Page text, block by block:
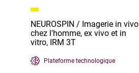
NEUROSPIN / Imagerie in vivo
chez l'homme, ex vivo et in
vitro, IRM 3T
Plateforme technologique